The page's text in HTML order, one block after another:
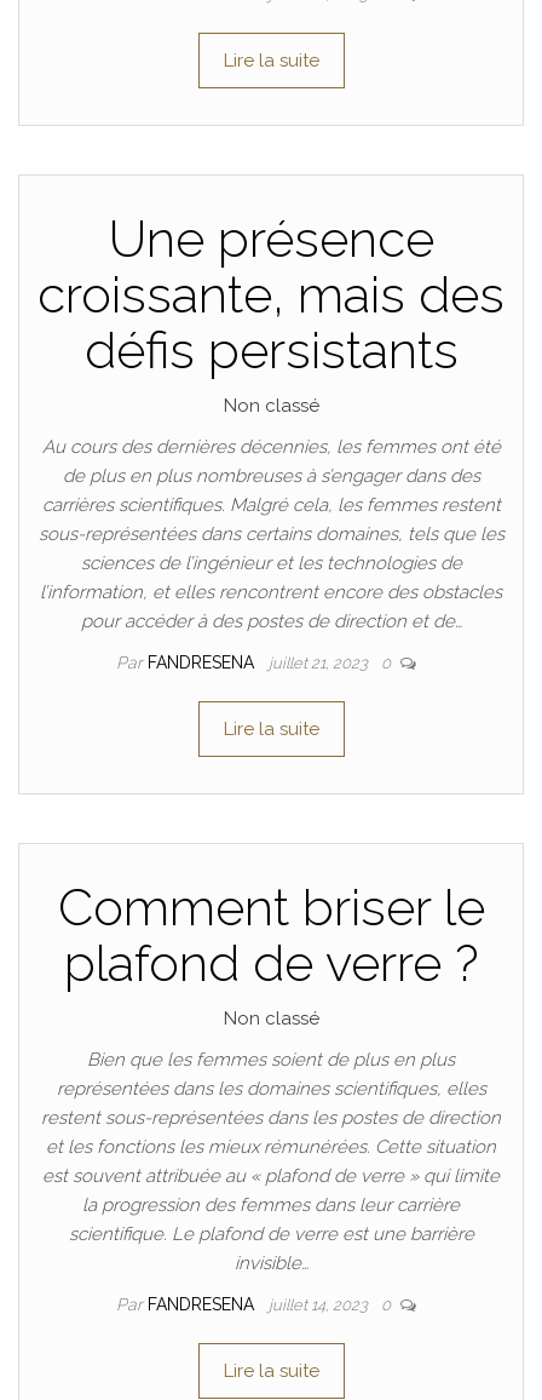
Lire la suite
Une présence
croissante, mais des
défis persistants
Non classé
Au cours des dernières décennies, les femmes ont été
de plus en plus nombreuses à s’engager dans des
carrières scientifiques. Malgré cela, les femmes restent
sous-représentées dans certains domaines, tels que les
sciences de l’ingénieur et les technologies de
l’information, et elles rencontrent encore des obstacles
pour accéder à des postes de direction et de…
Par FANDRESENA juillet 21, 2023 0
Lire la suite
Comment briser le
plafond de verre ?
Non classé
Bien que les femmes soient de plus en plus
représentées dans les domaines scientifiques, elles
restent sous-représentées dans les postes de direction
et les fonctions les mieux rémunérées. Cette situation
est souvent attribuée au « plafond de verre » qui limite
la progression des femmes dans leur carrière
scientifique. Le plafond de verre est une barrière
invisible…
Par FANDRESENA juillet 14, 2023 0
Lire la suite